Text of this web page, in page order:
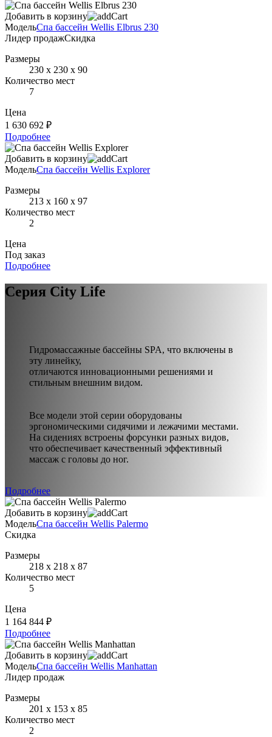
Добавить в корзину
МодельСпа бассейн Wellis Elbrus 230
Лидер продажСкидка
Размеры
230 х 230 х 90
Количество мест
7
Цена
1 630 692 ₽
Подробнее
Добавить в корзину
МодельСпа бассейн Wellis Explorer
Размеры
213 х 160 х 97
Количество мест
2
Цена
Под заказ
Подробнее
Серия City Life
Гидромассажные бассейны SPA, что включены в
эту линейку,
отличаются инновационными решениями и
стильным внешним видом.
Все модели этой серии оборудованы
эргономическими сидячими и лежачими местами.
На сидениях встроены форсунки разных видов,
что обеспечивает качественный эффективный
массаж с головы до ног.
Подробнее
Добавить в корзину
МодельСпа бассейн Wellis Palermo
Скидка
Размеры
218 х 218 х 87
Количество мест
5
Цена
1 164 844 ₽
Подробнее
Добавить в корзину
МодельСпа бассейн Wellis Manhattan
Лидер продаж
Размеры
201 х 153 х 85
Количество мест
2